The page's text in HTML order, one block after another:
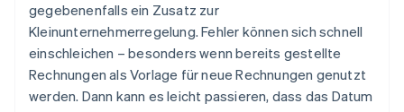
gegebenenfalls ein Zusatz zur
Kleinunternehmerregelung. Fehler können sich schnell
einschleichen – besonders wenn bereits gestellte
Rechnungen als Vorlage für neue Rechnungen genutzt
werden. Dann kann es leicht passieren, dass das Datum